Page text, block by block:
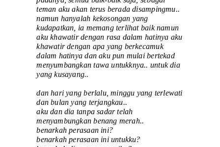
teman aku akan terus berada disampingmu..
namun hanyalah kekosongan yang
kudapatkan, ia memang terlihat baik namun
aku khawatir dengan rasa dalam hatinya aku
khawatir dengan apa yang berkecamuk
dalam hatinya dan aku pun mulai bertekad
menyumbangkan tawa untukknya.. untuk dia
yang kusayang..
dan hari yang berlalu, minggu yang terlewati
dan bulan yang terjangkau..
aku dan dia tanpa sadar telah
menyambungkan benang merah..
benarkah perasaan ini?
benarkah perasaan ini untukku?